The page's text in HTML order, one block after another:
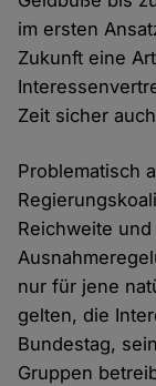
im ersten
Zukunft eine
Zeit sicher
Problematisch
Reichweite
nur für jene
gelten, die
Bundestag,
Gruppen